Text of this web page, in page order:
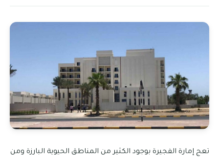
تعج إمارة الفجيرة بوجود الكثير من المناطق الحيوية البارزة ومن